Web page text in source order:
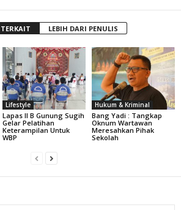
LEBIH DARI PENULIS
Lifestyle
Lapas II B Gunung Sugih
Gelar Pelatihan
Keterampilan Untuk
WBP
Hukum & Kriminal
Bang Yadi : Tangkap
Oknum Wartawan
Meresahkan Pihak
Sekolah